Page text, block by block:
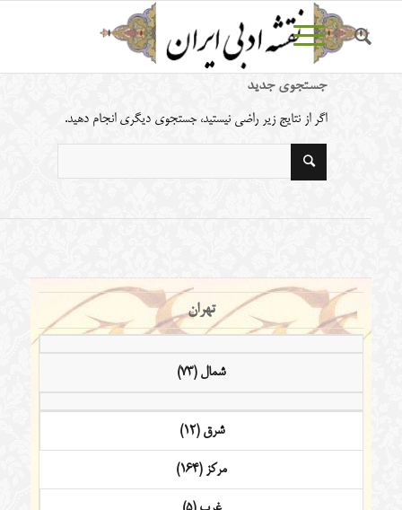
جستجوی جدید
اگر از نتایج زیر راضی نیستید، جستجوی دیگری انجام دهید.
تهران
شمال (73)
شرق (12)
مرکز (164)